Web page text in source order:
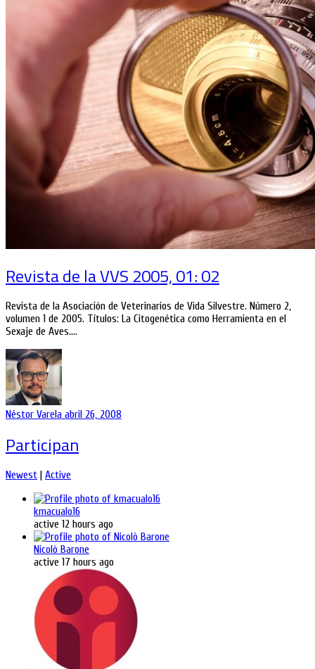
Revista de la VVS 2005, 01: 02
Revista de la Asociación de Veterinarios de Vida Silvestre. Número 2,
volumen 1 de 2005. Títulos: La Citogenética como Herramienta en el
Sexaje de Aves.…
Néstor Varela abril 26, 2008
Participan
Newest | Active
kmacualo16
active 12 hours ago
Nicolò Barone
active 17 hours ago